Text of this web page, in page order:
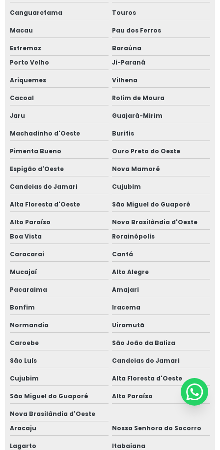
Canguaretama Touros
Macau Pau dos Ferros
Extremoz
Baraúna
Porto Velho
Ji-Paraná
Ariquemes Vilhena
Cacoal Rolim de Moura
Jaru Guajará-Mirim
Machadinho d'Oeste Buritis
Pimenta Bueno Ouro Preto do Oeste
Espigão d'Oeste Nova Mamoré
Candeias do Jamari Cujubim
Alta Floresta d'Oeste São Miguel do Guaporé
Alto Paraíso
Nova Brasilândia d'Oeste
Boa Vista
Rorainópolis
Caracaraí Cantá
Mucajaí Alto Alegre
Pacaraima Amajari
Bonfim Iracema
Normandia Uiramutã
Caroebe São João da Baliza
São Luís Candeias do Jamari
Cujubim Alta Floresta d'Oeste
São Miguel do Guaporé Alto Paraíso
Nova Brasilândia d'Oeste
Aracaju
Nossa Senhora do Socorro
Lagarto Itabaiana